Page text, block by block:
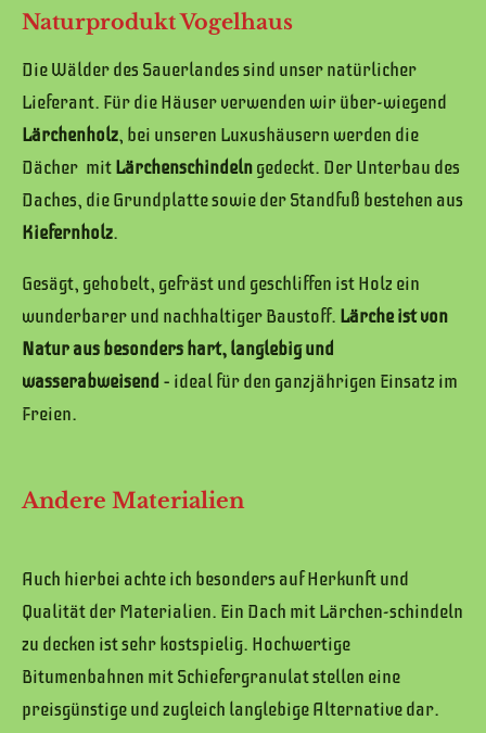
Naturprodukt Vogelhaus
Die Wälder des Sauerlandes sind unser natürlicher
Lieferant. Für die Häuser verwenden wir über-wiegend
Lärchenholz, bei unseren Luxushäusern werden die
Dächer mitLärchenschindelngedeckt. Der Unterbau des
Daches, die Grundplatte sowie der Standfuß bestehen aus
Kiefernholz.
Gesägt, gehobelt, gefräst und geschliffen ist Holz ein
wunderbarer und nachhaltiger Baustoff. Lärche ist von
Natur aus besonders hart, langlebig und
wasserabweisend – ideal für den ganzjährigen Einsatz im
Freien.
Andere Materialien
Auch hierbei achte ich besonders auf Herkunft und
Qualität der Materialien. Ein Dach mit Lärchen-schindeln
zu decken ist sehr kostspielig. Hochwertige
Bitumenbahnen mit Schiefergranulat stellen eine
preisgünstige und zugleich langlebige Alternative dar.